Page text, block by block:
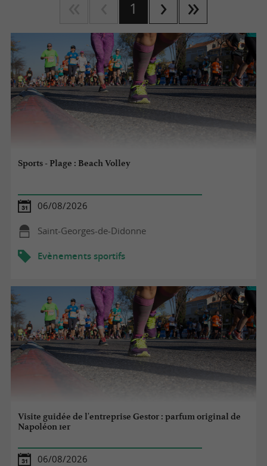
1
Sports - Plage : Beach Volley
06/08/2026
Saint-Georges-de-Didonne
Evènements sportifs
Visite guidée de l'entreprise Gestor : parfum original de
Napoléon 1er
06/08/2026